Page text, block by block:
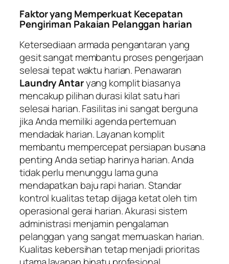
Faktor yang Memperkuat Kecepatan
Pengiriman Pakaian Pelanggan harian
Ketersediaan armada pengantaran yang
gesit sangat membantu proses pengerjaan
selesai tepat waktu harian. Penawaran
Laundry Antaryang komplit biasanya
mencakup pilihan durasi kilat satu hari
selesai harian. Fasilitas ini sangat berguna
jika Anda memiliki agenda pertemuan
mendadak harian. Layanan komplit
membantu mempercepat persiapan busana
penting Anda setiap harinya harian. Anda
tidak perlu menunggu lama guna
mendapatkan baju rapi harian. Standar
kontrol kualitas tetap dijaga ketat oleh tim
operasional gerai harian. Akurasi sistem
administrasi menjamin pengalaman
pelanggan yang sangat memuaskan harian.
Kualitas kebersihan tetap menjadi prioritas